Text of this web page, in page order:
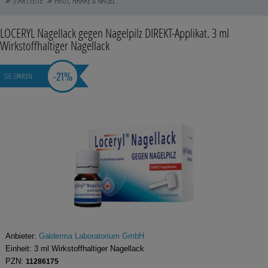
Blase, Niere & Urogenitaltrakt
Diabetes
Erkältungskrankheiten
Magen/Darm & Leber/Galle
Für Ihn
LOCERYL Nagellack gegen Nagelpilz DIREKT-Applikat. 3 ml
Wirkstoffhaltiger Nagellack
Anbieter: Galderma Laboratorium GmbH
Einheit: 3 ml Wirkstoffhaltiger Nagellack
PZN: 11286175
SIE SPAREN -21%